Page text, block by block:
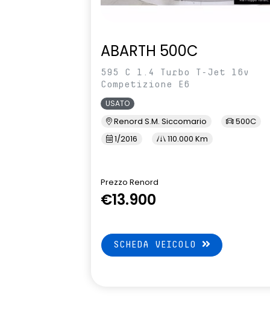
ABARTH 500C
595 C 1.4 Turbo T-Jet 16v
Competizione E6
USATO
Renord S.M. Siccomario
500C
1/2016
110.000 Km
Prezzo Renord
€13.900
SCHEDA VEICOLO